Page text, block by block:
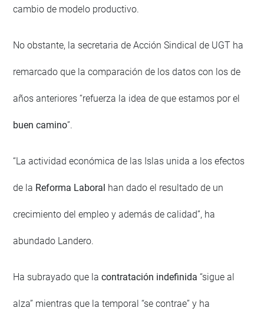
cambio de modelo productivo.
No obstante, la secretaria de Acción Sindical de UGT ha
remarcado que la comparación de los datos con los de
años anteriores “refuerza la idea de que estamos por el
buen camino”.
“La actividad económica de las Islas unida a los efectos
de la Reforma Laboral han dado el resultado de un
crecimiento del empleo y además de calidad”, ha
abundado Landero.
Ha subrayado que lacontratación indefinida “sigue al
alza” mientras que la temporal “se contrae” y ha